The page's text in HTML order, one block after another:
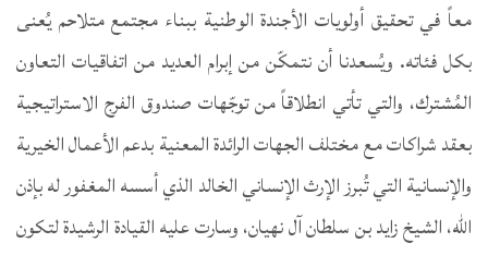
معاً في تحقيق أولويات الأجندة الوطنية ببناء مجتمع متلاحم يُعنى
بكل فئاته. ويُسعدنا أن نتمكّن من إبرام العديد من اتفاقيات التعاون
المُشترك، والتي تأتي انطلاقاً من توجّهات صندوق الفرج الاستراتيجية
بعقد شراكات مع مختلف الجهات الرائدة المعنية بدعم الأعمال الخيرية
والإنسانية التي تُبرز الإرث الإنساني الخالد الذي أسسه المغفور له بإذن
الله، الشيخ زايد بن سلطان آل نهيان، وسارت عليه القيادة الرشيدة لتكون